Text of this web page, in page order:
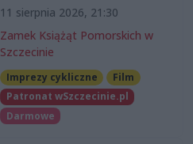
11 sierpnia 2026, 21:30
Zamek Książąt Pomorskich w
Szczecinie
Imprezy cykliczne
Film
Patronat wSzczecinie.pl
Darmowe